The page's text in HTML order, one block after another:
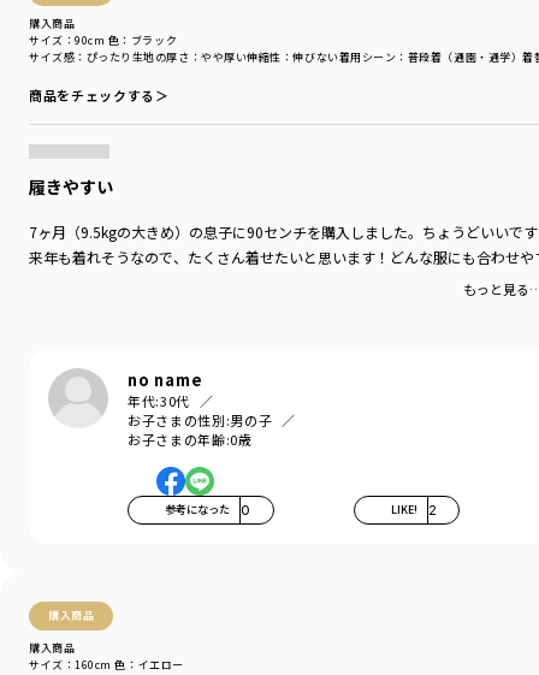
購入商品
サイズ感 ：ぴったり 生地の厚さ ：やや厚い伸縮性 ：伸びない着用シーン ：普段着（通園・通学）着
サイズ：90cm 色：ブラック
商品をチェックする＞
履きやすい
7ヶ月（9.5kgの大きめ）の息子に90センチを購入しました。ちょうどいいで
来年も着れそうなので、たくさん着せたいと思います！どんな服にも合わせ
もっと見る
no name
年代:30代
お子さまの性別:男の子
お子さまの年齢:0歳
参考になった 0 LIKE! 2
購入商品
購入商品
サイズ：160cm 色：イエロー